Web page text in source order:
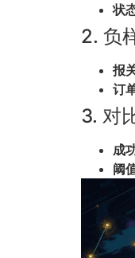
状
2. 负
报
订
3. 对
成
阈